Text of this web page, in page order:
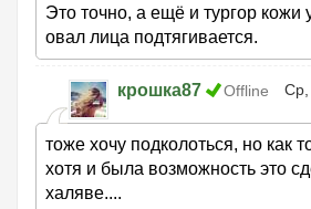
Это точно, а ещё и тургор кожи
овал лица подтягивается.
крошка87 Offline Ср,
тоже хочу подколоться, но как
хотя и была возможность это
халяве....